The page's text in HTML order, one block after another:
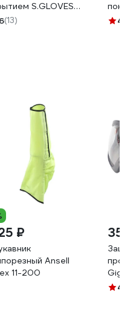
S.GLOVES
белые, 08 размер
(13) 4.8
₽
Ansell
11-200
355
Gigant
4.4